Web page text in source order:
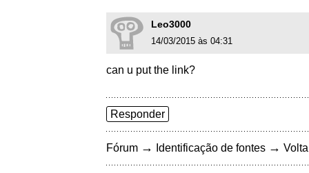
Leo3000
14/03/2015 às 04:31
can u put the link?
Responder
Fórum → Identificação de fontes →